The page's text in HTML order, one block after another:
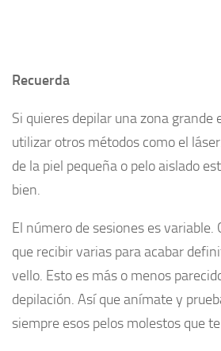
Recuerda
Si quieres depilar una zona grande
utilizar otros métodos como el
de la piel pequeña o pelo aislado
bien.
El número de sesiones es variable.
que recibir varias para acabar
vello. Esto es más o menos
depilación. Así que anímate y
siempre esos pelos molestos que